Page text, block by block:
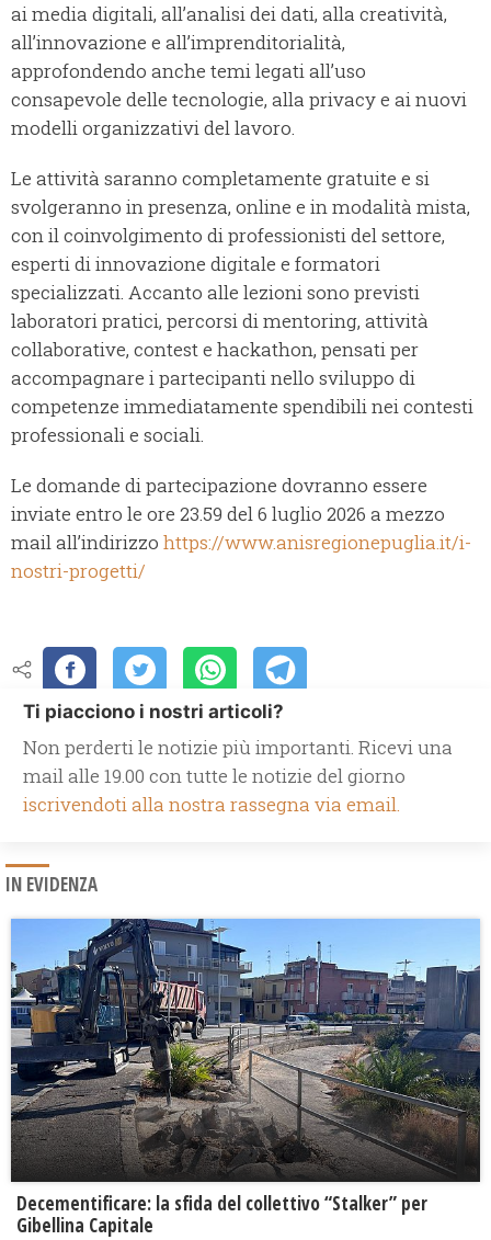
ai media digitali, all’analisi dei dati, alla creatività,
all’innovazione e all’imprenditorialità,
approfondendo anche temi legati all’uso
consapevole delle tecnologie, alla privacy e ai nuovi
modelli organizzativi del lavoro.
Le attività saranno completamente gratuite e si
svolgeranno in presenza, online e in modalità mista,
con il coinvolgimento di professionisti del settore,
esperti di innovazione digitale e formatori
specializzati. Accanto alle lezioni sono previsti
laboratori pratici, percorsi di mentoring, attività
collaborative, contest e hackathon, pensati per
accompagnare i partecipanti nello sviluppo di
competenze immediatamente spendibili nei contesti
professionali e sociali.
Le domande di partecipazione dovranno essere
inviate entro le ore 23.59 del 6 luglio 2026 a mezzo
mail all’indirizzo https://www.anisregionepuglia.it/i-
nostri-progetti/
Ti piacciono i nostri articoli?
Non perderti le notizie più importanti. Ricevi una
mail alle 19.00 con tutte le notizie del giorno
iscrivendoti alla nostra rassegna via email.
IN EVIDENZA
Decementificare: la sfida del collettivo “Stalker” per
Gibellina Capitale